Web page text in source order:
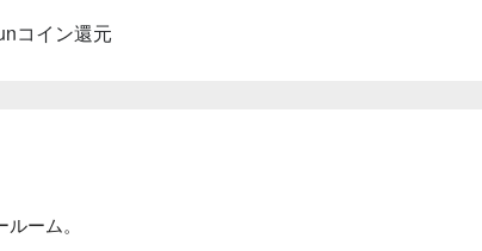
コイン還元
ーム。